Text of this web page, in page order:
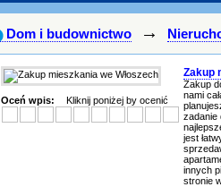
Dom i budownictwo →
Oceń wpis: Kliknij poniżej by ocenić
Zakup
Zakup
nami
zadanie
jest
innych
stronie